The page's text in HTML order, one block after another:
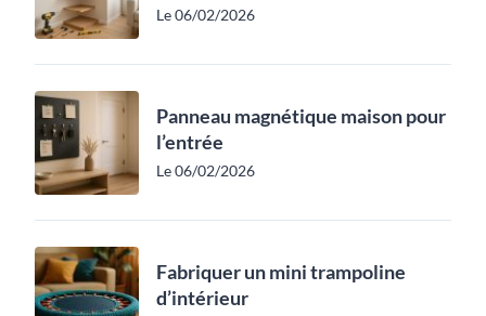
Le 06/02/2026
Panneau magnétique maison pour
l’entrée
Le 06/02/2026
Fabriquer un mini trampoline
d’intérieur